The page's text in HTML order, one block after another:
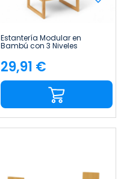
Estantería Modular en
Bambú con 3 Niveles
Thinia Home
Precio
29,91 €